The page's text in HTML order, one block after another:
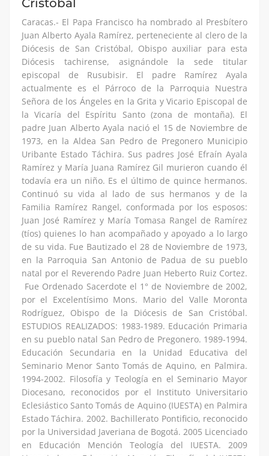
Cristóbal
Caracas.- El Papa Francisco ha nombrado al Presbítero
Juan Alberto Ayala Ramírez, perteneciente al clero de la
Diócesis de San Cristóbal, Obispo auxiliar para esta
Diócesis tachirense, asignándole la sede titular
episcopal de Rusubisir. El padre Ramírez Ayala
actualmente es el Párroco de la Parroquia Nuestra
Señora de los Ángeles en la Grita y Vicario Episcopal de
la Vicaría del Espíritu Santo (zona de montaña). El
padre Juan Alberto Ayala nació el 15 de Noviembre de
1973, en la Aldea San Pedro de Pregonero Municipio
Uribante Estado Táchira. Sus padres José Efraín Ayala
Ramírez y María Juana Ramírez Gil murieron cuando él
todavía era un niño. Es el último de quince hermanos.
Continuó su vida al lado de sus hermanos y de la
Familia Ramírez Rangel, conformada por los esposos:
Juan José Ramírez y María Tomasa Rangel de Ramírez
(tíos) quienes lo han acompañado y apoyado a lo largo
de su vida. Fue Bautizado el 28 de Noviembre de 1973,
en la Parroquia San Antonio de Padua de su pueblo
natal por el Reverendo Padre Juan Heberto Ruiz Cortez.
Fue Ordenado Sacerdote el 1° de Noviembre de 2002,
por el Excelentísimo Mons. Mario del Valle Moronta
Rodríguez, Obispo de la Diócesis de San Cristóbal.
ESTUDIOS REALIZADOS: 1983-1989. Educación Primaria
en su pueblo natal San Pedro de Pregonero. 1989-1994.
Educación Secundaria en la Unidad Educativa del
Seminario Menor Santo Tomás de Aquino, en Palmira.
1994-2002. Filosofía y Teología en el Seminario Mayor
Diocesano, reconocidos por el Instituto Universitario
Eclesiástico Santo Tomás de Aquino (IUESTA) en Palmira
Estado Táchira. 2002. Bachillerato Pontificio, reconocido
por la Universidad Javeriana de Bogotá. 2005 Licenciado
en Educación Mención Teología del IUESTA. 2009